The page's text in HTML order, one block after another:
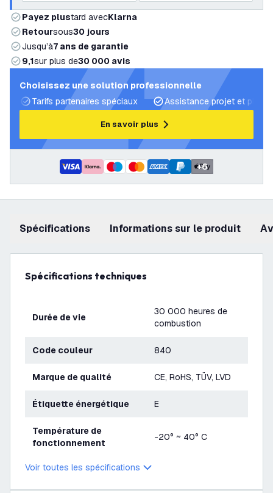
Payez plustard avecKlarna
Retoursous30 jours
Jusqu’à7 ans de garantie
9,1sur plus de30 000 avis
Choisissez une solution professionnelle
Tarifs partenaires spéciaux
Assistance projet et plans
En savoir plus
+6
Spécifications Informations sur le produit
Spécifications techniques
Durée de vie
30 000 heures de
combustion
Code couleur 840
Marque de qualité CE, RoHS, TÜV, LVD
Étiquette énergétique E
Température de
fonctionnement
-20° ~ 40° C
Voir toutes les spécifications